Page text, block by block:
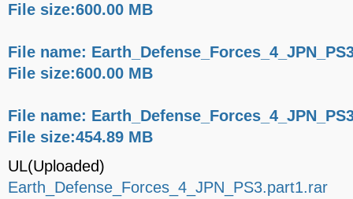
File size:600.00 MB
File name:
File size:600.00 MB
File name:
File size:454.89 MB
UL(Uploaded)
Earth_Defense_Forces_4_JPN_PS3.part1.rar